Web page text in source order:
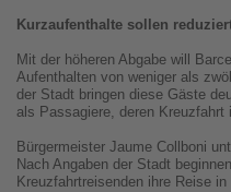
Kurzaufenthalte sollen
Mit der höheren Abgabe will
Aufenthalten von weniger als
der Stadt bringen diese Gäste
als Passagiere, deren Kreuzfahrt
Bürgermeister Jaume Collboni
Nach Angaben der Stadt
Kreuzfahrtreisenden ihre Reise in